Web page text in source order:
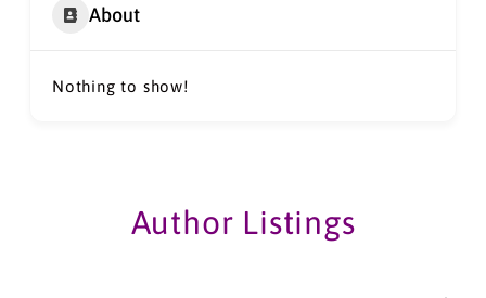
About
Nothing to show!
Author Listings